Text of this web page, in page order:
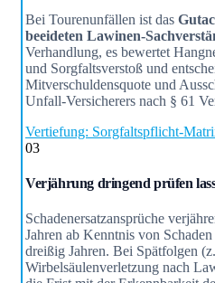
Bei Tourenunfällen ist das
beeideten Lawinen-
Verhandlung, es bewertet
und Sorgfaltsverstoß und
Mitverschuldensquote und
Unfall-Versicherers nach § 61
Vertiefung: Sorgfaltspflicht-
03
Verjährung dringend prüfen
Schadenersatzansprüche
Jahren ab Kenntnis von
dreißig Jahren. Bei Spätfolgen
Wirbelsäulenverletzung nach